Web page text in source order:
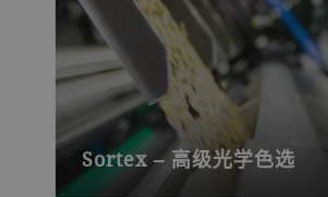
Sortex – 高级光学色选